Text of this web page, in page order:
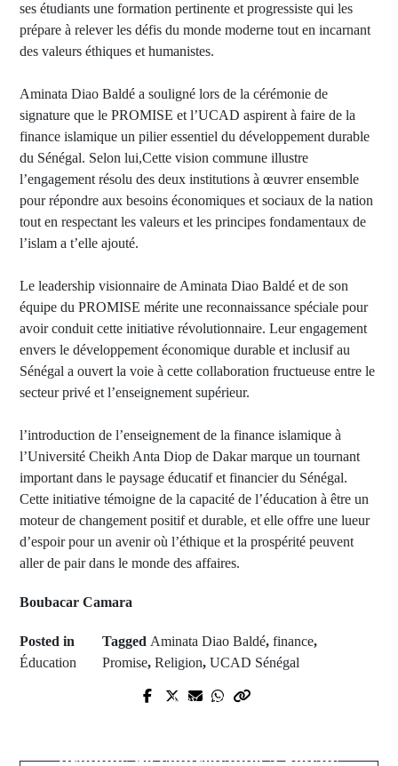
ses étudiants une formation pertinente et progressiste qui les
prépare à relever les défis du monde moderne tout en incarnant
des valeurs éthiques et humanistes.
Aminata Diao Baldé a souligné lors de la cérémonie de
signature que le PROMISE et l’UCAD aspirent à faire de la
finance islamique un pilier essentiel du développement durable
du Sénégal. Selon lui,Cette vision commune illustre
l’engagement résolu des deux institutions à œuvrer ensemble
pour répondre aux besoins économiques et sociaux de la nation
tout en respectant les valeurs et les principes fondamentaux de
l’islam a t’elle ajouté.
Le leadership visionnaire de Aminata Diao Baldé et de son
équipe du PROMISE mérite une reconnaissance spéciale pour
avoir conduit cette initiative révolutionnaire. Leur engagement
envers le développement économique durable et inclusif au
Sénégal a ouvert la voie à cette collaboration fructueuse entre le
secteur privé et l’enseignement supérieur.
l’introduction de l’enseignement de la finance islamique à
l’Université Cheikh Anta Diop de Dakar marque un tournant
important dans le paysage éducatif et financier du Sénégal.
Cette initiative témoigne de la capacité de l’éducation à être un
moteur de changement positif et durable, et elle offre une lueur
d’espoir pour un avenir où l’éthique et la prospérité peuvent
aller de pair dans le monde des affaires.
Boubacar Camara
Posted in
Éducation
Tagged Aminata Diao Baldé,finance,
Promise,Religion,UCAD Sénégal
Prev Post
produits de contrebande à Sobaly